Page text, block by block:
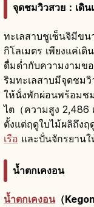
จุดชมวิวสวย：เดิน
ทะเลสาบชูเซ็นจิมีข
กิโลเมตร เพียงแค่เ
ดื่มด่ำกับความงามข
ริมทะเลสาบมีจุดชม
ให้นั่งพักผ่อนพร้อมช
ไต（ความสูง 2,486 เ
ตั้งแต่ฤดูใบไม้ผลิถึง
เรือ และปั่นจักรยาน
น้ำตกเคงอน
น้ำตกเคงอน（